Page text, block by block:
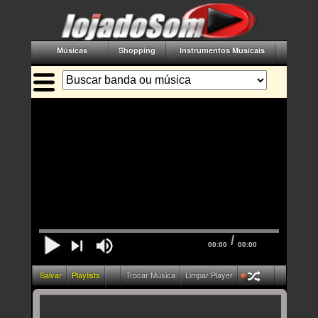
Músicas Shopping Instrumentos Musicais
00:00 / 00:00
Salvar Playlists Trocar Música Limpar Player